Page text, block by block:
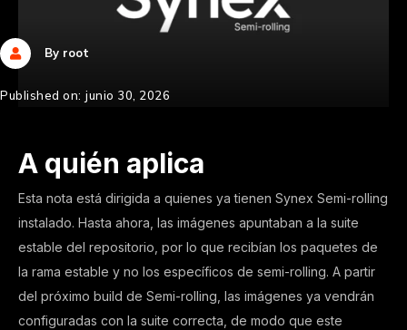
 By root
Published on: junio 30, 2026
A quién aplica
Esta nota está dirigida a quienes ya tienen Synex Semi-rolling
instalado. Hasta ahora, las imágenes apuntaban a la suite
estable del repositorio, por lo que recibían los paquetes de
la rama estable y no los específicos de semi-rolling. A partir
del próximo build de Semi-rolling, las imágenes ya vendrán
configuradas con la suite correcta, de modo que este